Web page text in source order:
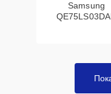
Samsung